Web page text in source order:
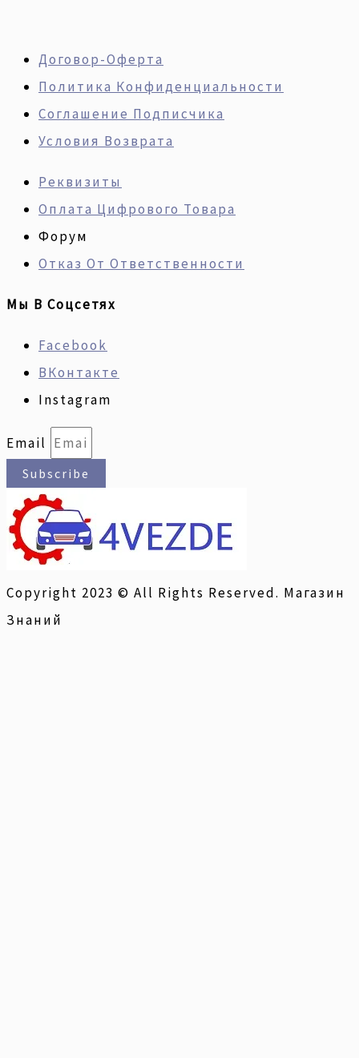
Договор-Оферта
Политика Конфиденциальности
Соглашение Подписчика
Условия Возврата
Реквизиты
Оплата Цифрового Товара
Форум
Отказ От Ответственности
Мы В Соцсетях
Facebook
ВКонтакте
Instagram
Email
Subscribe
Copyright 2023 © All Rights Reserved. Магазин
Знаний